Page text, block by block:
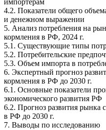
импортерам
4.2. Показатели общего
и денежном выражении
5. Анализ потребления на
кормления в РФ, 2024 г.
5.1. Существующие типы
5.2. Потребительские
5.3. Объем импорта в
6. Экспертный прогноз
кормления в РФ до 2030 г.
6.1. Основные показатели
экономического развития РФ
6.2. Прогноз развития рынка
в РФ до 2030 г.
7. Выводы по исследованию